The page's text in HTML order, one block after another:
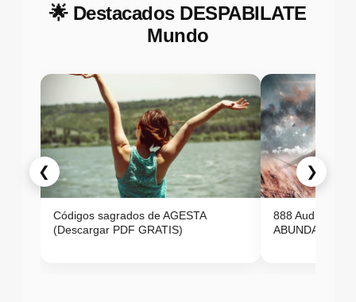
🌟 Destacados DESPABILATE
Mundo
❮
Códigos sagrados de AGESTA
(Descargar PDF GRATIS)
888 Audio
ABUNDANCIA
❯